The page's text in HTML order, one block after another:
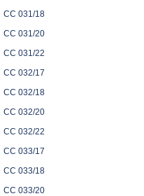
CC 031/18
CC 031/20
CC 031/22
CC 032/17
CC 032/18
CC 032/20
CC 032/22
CC 033/17
CC 033/18
CC 033/20